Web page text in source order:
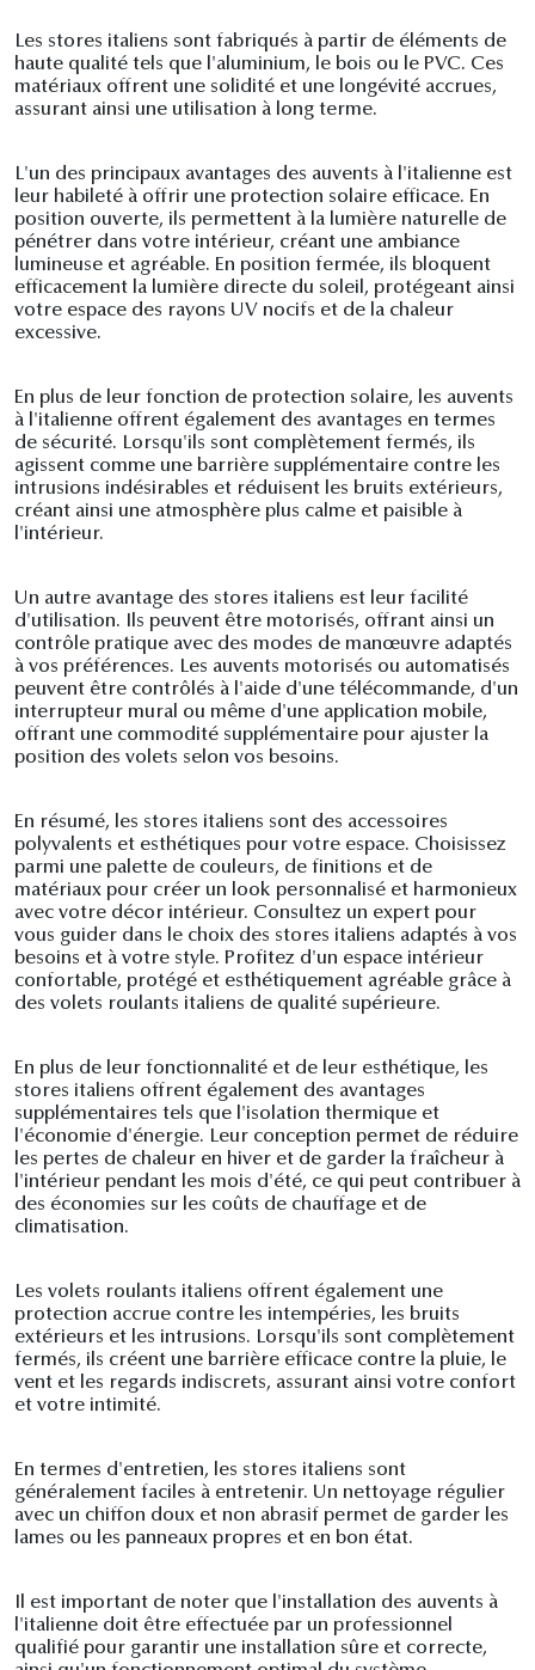
Les stores italiens sont fabriqués à partir de éléments de
haute qualité tels que l'aluminium, le bois ou le PVC. Ces
matériaux offrent une solidité et une longévité accrues,
assurant ainsi une utilisation à long terme.
L'un des principaux avantages des auvents à l'italienne est
leur habileté à offrir une protection solaire efficace. En
position ouverte, ils permettent à la lumière naturelle de
pénétrer dans votre intérieur, créant une ambiance
lumineuse et agréable. En position fermée, ils bloquent
efficacement la lumière directe du soleil, protégeant ainsi
votre espace des rayons UV nocifs et de la chaleur
excessive.
En plus de leur fonction de protection solaire, les auvents
à l'italienne offrent également des avantages en termes
de sécurité. Lorsqu'ils sont complètement fermés, ils
agissent comme une barrière supplémentaire contre les
intrusions indésirables et réduisent les bruits extérieurs,
créant ainsi une atmosphère plus calme et paisible à
l'intérieur.
Un autre avantage des stores italiens est leur facilité
d'utilisation. Ils peuvent être motorisés, offrant ainsi un
contrôle pratique avec des modes de manœuvre adaptés
à vos préférences. Les auvents motorisés ou automatisés
peuvent être contrôlés à l'aide d'une télécommande, d'un
interrupteur mural ou même d'une application mobile,
offrant une commodité supplémentaire pour ajuster la
position des volets selon vos besoins.
En résumé, les stores italiens sont des accessoires
polyvalents et esthétiques pour votre espace. Choisissez
parmi une palette de couleurs, de finitions et de
matériaux pour créer un look personnalisé et harmonieux
avec votre décor intérieur. Consultez un expert pour
vous guider dans le choix des stores italiens adaptés à vos
besoins et à votre style. Profitez d'un espace intérieur
confortable, protégé et esthétiquement agréable grâce à
des volets roulants italiens de qualité supérieure.
En plus de leur fonctionnalité et de leur esthétique, les
stores italiens offrent également des avantages
supplémentaires tels que l'isolation thermique et
l'économie d'énergie. Leur conception permet de réduire
les pertes de chaleur en hiver et de garder la fraîcheur à
l'intérieur pendant les mois d'été, ce qui peut contribuer à
des économies sur les coûts de chauffage et de
climatisation.
Les volets roulants italiens offrent également une
protection accrue contre les intempéries, les bruits
extérieurs et les intrusions. Lorsqu'ils sont complètement
fermés, ils créent une barrière efficace contre la pluie, le
vent et les regards indiscrets, assurant ainsi votre confort
et votre intimité.
En termes d'entretien, les stores italiens sont
généralement faciles à entretenir. Un nettoyage régulier
avec un chiffon doux et non abrasif permet de garder les
lames ou les panneaux propres et en bon état.
Il est important de noter que l'installation des auvents à
l'italienne doit être effectuée par un professionnel
qualifié pour garantir une installation sûre et correcte,